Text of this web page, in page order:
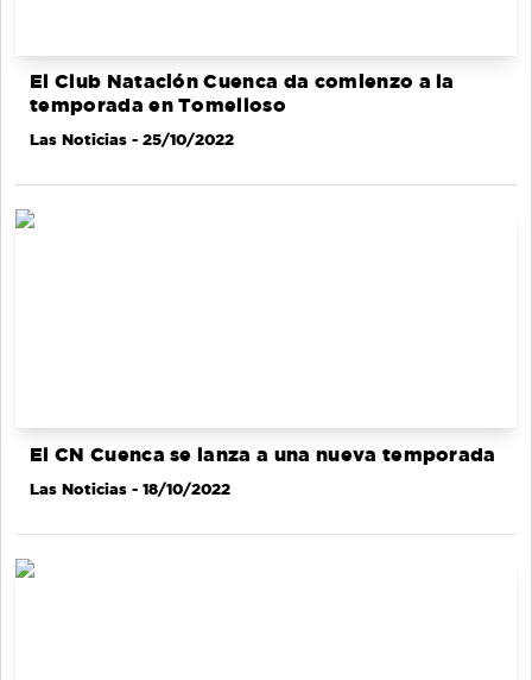
El Club Natación Cuenca da comienzo a la
temporada en Tomelloso
Las Noticias - 25/10/2022
El CN Cuenca se lanza a una nueva temporada
Las Noticias - 18/10/2022